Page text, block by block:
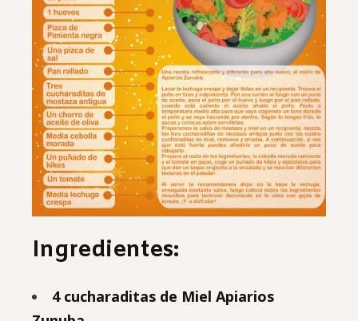
Ingredientes:
4 cucharaditas de Miel Apiarios